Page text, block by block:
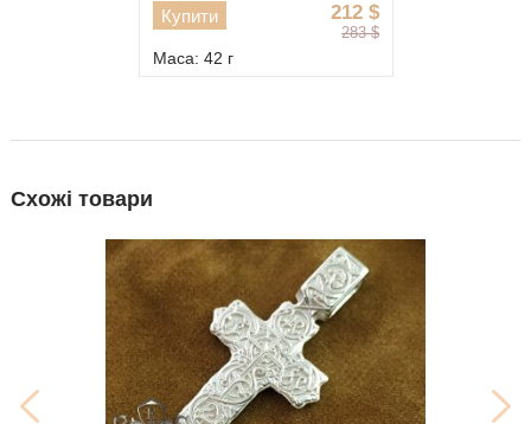
212 $
283 $
Купити
Маса: 42 г
Схожі товари